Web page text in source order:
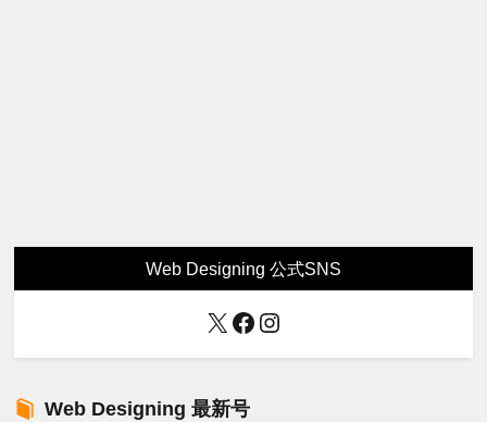
Web Designing 公式SNS
X Facebook
Instagram
Web Designing 最新号